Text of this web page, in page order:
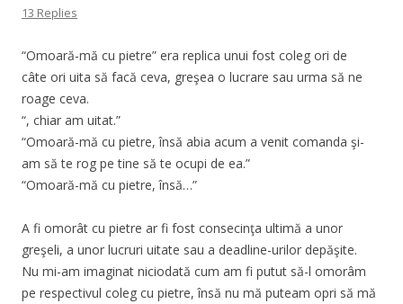
13 Replies
“Omoară-mă cu pietre” era replica unui fost coleg ori de
câte ori uita să facă ceva, greşea o lucrare sau urma să ne
roage ceva.
“, chiar am uitat.”
“Omoară-mă cu pietre, însă abia acum a venit comanda şi-
am să te rog pe tine să te ocupi de ea.”
“Omoară-mă cu pietre, însă…”
A fi omorât cu pietre ar fi fost consecinţa ultimă a unor
greşeli, a unor lucruri uitate sau a deadline-urilor depăşite.
Nu mi-am imaginat niciodată cum am fi putut să-l omorâm
pe respectivul coleg cu pietre, însă nu mă puteam opri să mă